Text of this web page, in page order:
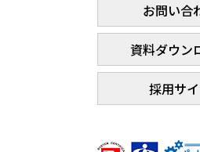
お問い合
資料ダウン
採用サ